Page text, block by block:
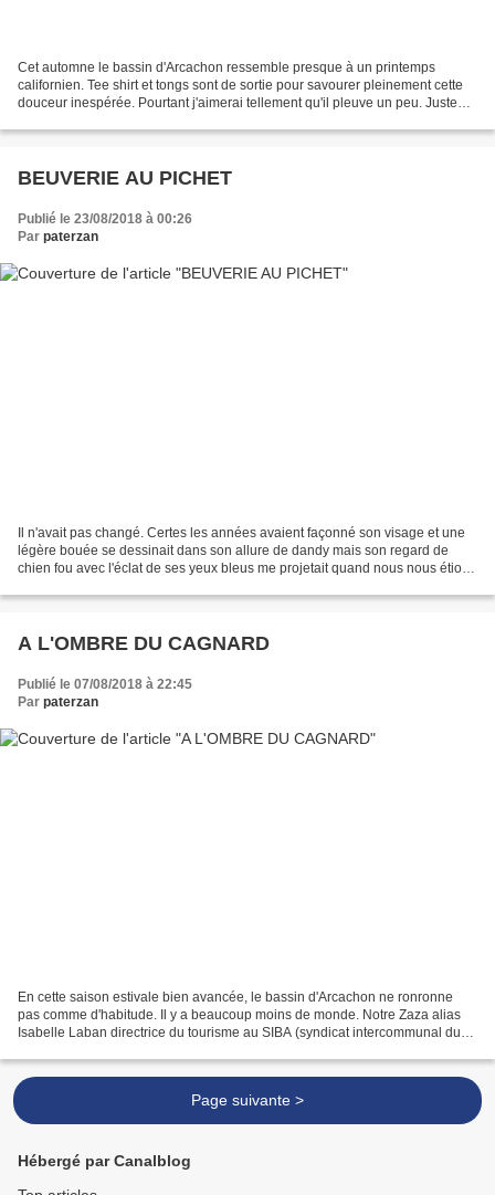
Cet automne le bassin d'Arcachon ressemble presque à un printemps
californien. Tee shirt et tongs sont de sortie pour savourer pleinement cette
douceur inespérée. Pourtant j'aimerai tellement qu'il pleuve un peu. Juste
BEUVERIE AU PICHET
Publié le 23/08/2018 à 00:26
Par paterzan
Il n'avait pas changé. Certes les années avaient façonné son visage et une
légère bouée se dessinait dans son allure de dandy mais son regard de
chien fou avec l'éclat de ses yeux bleus me projetait quand nous nous étions
A L'OMBRE DU CAGNARD
Publié le 07/08/2018 à 22:45
Par paterzan
En cette saison estivale bien avancée, le bassin d'Arcachon ne ronronne
pas comme d'habitude. Il y a beaucoup moins de monde. Notre Zaza alias
Isabelle Laban directrice du tourisme au SIBA (syndicat intercommunal du
Page suivante >
Hébergé par Canalblog